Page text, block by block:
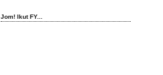
Jom! Ikut FY...